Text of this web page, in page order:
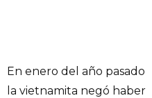
En enero del año pasado
la vietnamita negó haber